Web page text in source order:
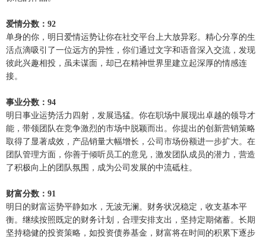
爱情分数：92
单身的你，明日爱情运势让你在社交平台上大放异彩。精心分享的生
活点滴吸引了一位远方的异性，你们通过文字和语音深入交流，发现
彼此兴趣相投，虽未谋面，却已在精神世界里建立起深厚的情感连
接。
事业分数：94
明日事业运势活力四射，发展迅猛。你在职场中展现出卓越的领导才
能，带领团队在竞争激烈的市场中脱颖而出。你提出的创新营销策略
取得了显著成效，产品销量大幅增长，公司市场份额进一步扩大。在
团队管理方面，你善于倾听员工的意见，激发团队成员的潜力，营造
了积极向上的团队氛围，成为公司发展的中流砥柱。
财富分数：91
明日的财富运势平静如水，无波无澜。财务状况稳定，收支基本平
衡。继续按照既定的财务计划，合理安排支出，坚持定期储蓄。长期
坚持稳健的投资策略，如投资债券基金，财富将在时间的积累下逐步